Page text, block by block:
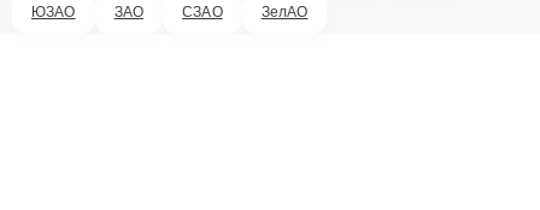
ЮЗАО ЗАО СЗАО ЗелАО